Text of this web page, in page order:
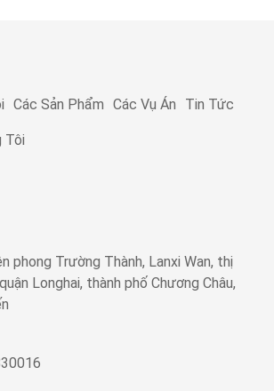
Các Sản Phẩm Các Vụ Án Tin Tức
Tôi
phong Trường Thành, Lanxi Wan, thị
Longhai, thành phố Chương Châu,